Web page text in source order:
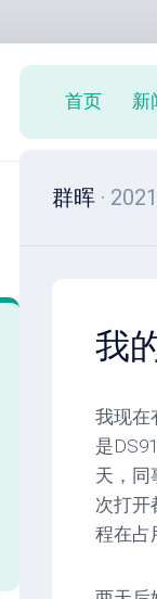
首页 新
群晖 ·
我
我现在
是
天，同
次打开
程在占